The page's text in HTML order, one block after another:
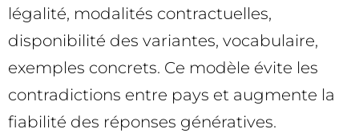
légalité, modalités contractuelles,
disponibilité des variantes, vocabulaire,
exemples concrets. Ce modèle évite les
contradictions entre pays et augmente la
fiabilité des réponses génératives.